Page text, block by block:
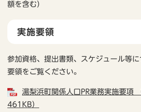
額を含む）
実施要領
参加資格、提出書類、スケジュール等
要領をご覧ください。
湯梨浜町関係人口PR業務実施要項
461KB）